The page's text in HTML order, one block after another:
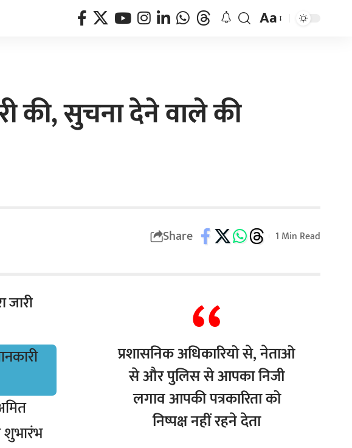
Aa
की, सुचना देने वाले की
Share 1 Min Read
जारी
शुभारंभ
प्रशासनिक अधिकारियो से, नेताओ
से और पुलिस से आपका निजी
लगाव आपकी पत्रकारिता को
निष्पक्ष नहीं रहने देता